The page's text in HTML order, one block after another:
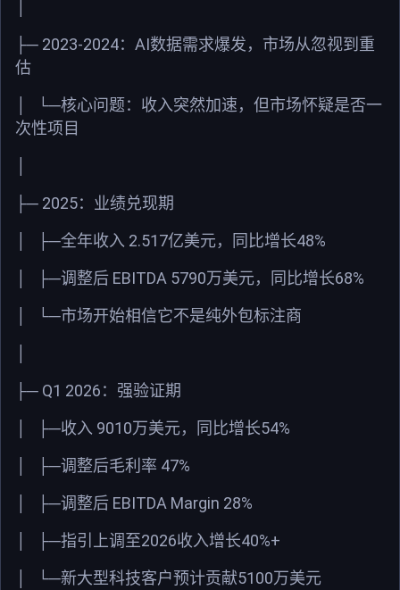
├─ 2023-2024： AI数据需求爆发，市场从忽视到重
估
└─核心问题：收入突然加速，但市场怀疑是否一
次性项目
├─ 2025：业绩兑现期
├─全年收入 2.517亿美元，同比增长48%
├─调整后 EBITDA 5790万美元，同比增长68%
└─市场开始相信它不是纯外包标注商
├─ Q1 2026 ：强验证期
├─收入 9010万美元，同比增长54%
├─调整后毛利率 47%
├─调整后 EBITDA Margin 28%
├─指引上调至2026收入增长40%+
└─新大型科技客户预计贡献5100万美元